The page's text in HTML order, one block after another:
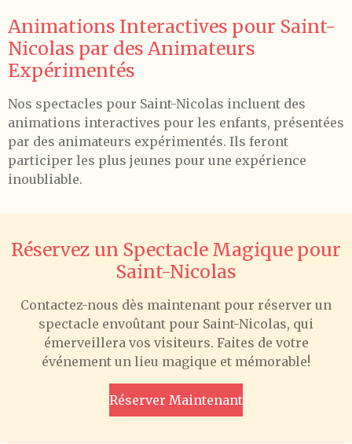
Animations Interactives pour Saint-
Nicolas par des Animateurs
Expérimentés
Nos spectacles pour Saint-Nicolas incluent des
animations interactives pour les enfants, présentées
par des animateurs expérimentés. Ils feront
participer les plus jeunes pour une expérience
inoubliable.
Réservez un Spectacle Magique pour
Saint-Nicolas
Contactez-nous dès maintenant pour réserver un
spectacle envoûtant pour Saint-Nicolas, qui
émerveillera vos visiteurs. Faites de votre
événement un lieu magique et mémorable!
Réserver Maintenant